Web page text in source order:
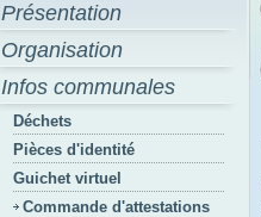
Présentation
Organisation
Infos communales
Déchets
Pièces d'identité
Guichet virtuel
Commande d'attestations